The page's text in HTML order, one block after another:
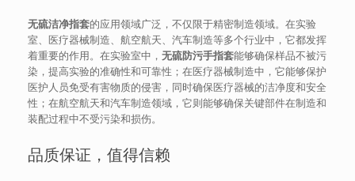
无硫洁净指套的应用领域广泛，不仅限于精密制造领域。在实验
室、医疗器械制造、航空航天、汽车制造等多个行业中，它都发挥
着重要的作用。在实验室中， 无硫防污手指套能够确保样品不被污
染，提高实验的准确性和可靠性；在医疗器械制造中，它能够保护
医护人员免受有害物质的侵害，同时确保医疗器械的洁净度和安全
性；在航空航天和汽车制造领域，它则能够确保关键部件在制造和
装配过程中不受污染和损伤。
品质保证，值得信赖